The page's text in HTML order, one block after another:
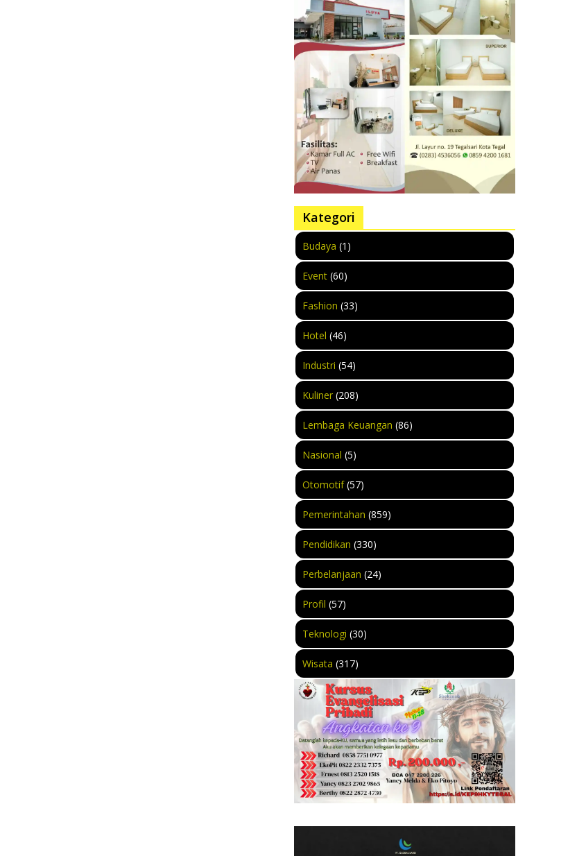
Kategori
Budaya (1)
Event(60)
Fashion (33)
Hotel (46)
Industri (54)
Kuliner(208)
Lembaga Keuangan (86)
Nasional (5)
Otomotif(57)
Pemerintahan (859)
Pendidikan (330)
Perbelanjaan (24)
Profil (57)
Teknologi (30)
Wisata (317)